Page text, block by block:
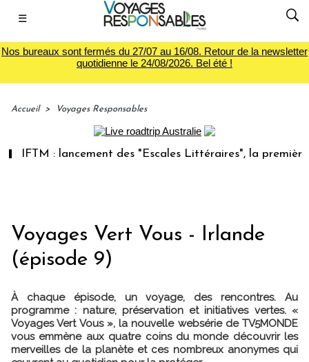
☰
Nos bureaux sont fermés du 27/07 au 16/08. Retour de la newsletter
quotidienne le 24/08/2026. Bel été !
Accueil > Voyages Responsables
: lancement des "Escales Littéraires", la première
Voyages Vert Vous - Irlande
(épisode 9)
À chaque épisode, un voyage, des rencontres. Au
programme : nature, préservation et initiatives vertes. «
Voyages Vert Vous », la nouvelle websérie de TV5MONDE
vous emmène aux quatre coins du monde découvrir les
merveilles de la planète et ces nombreux anonymes qui